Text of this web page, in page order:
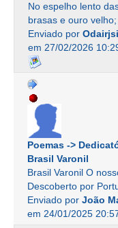
No espelho lento
brasas e ouro velho;
Enviado por
em 27/02/2026
Poemas ->
Brasil Varonil
Brasil Varonil O
Descoberto por
Enviado por João
em 24/01/2025